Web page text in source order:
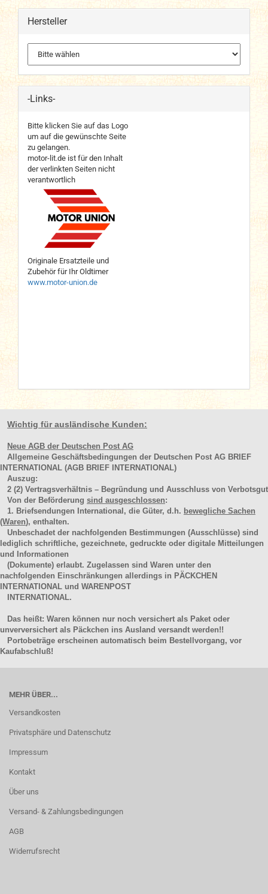
Hersteller
-Links-
Bitte klicken Sie auf das Logo
um auf die gewünschte Seite
zu gelangen.
motor-lit.de ist für den Inhalt
der verlinkten Seiten nicht
verantwortlich
Originale Ersatzteile und
Zubehör für Ihr Oldtimer
www.motor-union.de
Wichtig für ausländische Kunden:
Neue AGB der Deutschen Post AG
Allgemeine Geschäftsbedingungen der Deutschen Post AG BRIEF
INTERNATIONAL (AGB BRIEF INTERNATIONAL)
Auszug:
2 (2) Vertragsverhältnis – Begründung und Ausschluss von Verbotsgut
Von der Beförderung sind ausgeschlossen:
1. Briefsendungen International, die Güter, d.h. bewegliche Sachen
(Waren), enthalten.
Unbeschadet der nachfolgenden Bestimmungen (Ausschlüsse) sind
lediglich schriftliche, gezeichnete, gedruckte oder digitale Mitteilungen
und Informationen
(Dokumente) erlaubt. Zugelassen sind Waren unter den
nachfolgenden Einschränkungen allerdings in PÄCKCHEN
INTERNATIONAL und WARENPOST
INTERNATIONAL.
Das heißt: Waren können nur noch versichert als Paket oder
unverversichert als Päckchen ins Ausland versandt werden!!
Portobeträge erscheinen automatisch beim Bestellvorgang, vor
Kaufabschluß!
MEHR ÜBER...
Versandkosten
Privatsphäre und Datenschutz
Impressum
Kontakt
Über uns
Versand- & Zahlungsbedingungen
AGB
Widerrufsrecht